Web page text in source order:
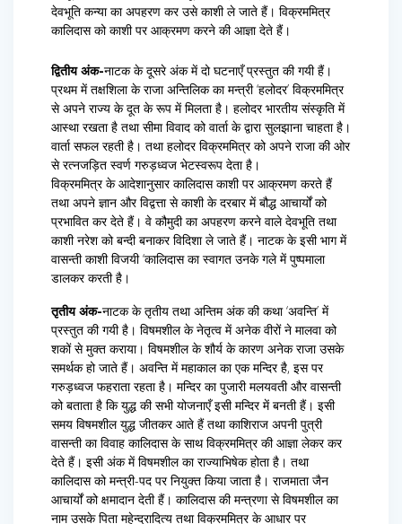
देवभूति कन्या का अपहरण कर उसे काशी ले जाते हैं। विक्रममित्र
कालिदास को काशी पर आक्रमण करने की आज्ञा देते हैं।
द्वितीय अंक-नाटक के दूसरे अंक में दो घटनाएँ प्रस्तुत की गयी हैं।
प्रथम में तक्षशिला के राजा अन्तिलिक का मन्त्री ‘हलोदर’ विक्रममित्र
से अपने राज्य के दूत के रूप में मिलता है। हलोदर भारतीय संस्कृति में
आस्था रखता है तथा सीमा विवाद को वार्ता के द्वारा सुलझाना चाहता है।
वार्ता सफल रहती है। तथा हलोदर विक्रममित्र को अपने राजा की ओर
से रत्नजड़ित स्वर्ण गरुड़ध्वज भेटस्वरूप देता है।
विक्रममित्र के आदेशानुसार कालिदास काशी पर आक्रमण करते हैं
तथा अपने ज्ञान और विद्वत्ता से काशी के दरबार में बौद्ध आचार्यों को
प्रभावित कर देते हैं। वे कौमुदी का अपहरण करने वाले देवभूति तथा
काशी नरेश को बन्दी बनाकर विदिशा ले जाते हैं। नाटक के इसी भाग में
वासन्ती काशी विजयी ‘कालिदास का स्वागत उनके गले में पुष्पमाला
डालकर करती है।
तृतीय अंक-नाटक के तृतीय तथा अन्तिम अंक की कथा ‘अवन्ति’ में
प्रस्तुत की गयी है। विषमशील के नेतृत्व में अनेक वीरों ने मालवा को
शकों से मुक्त कराया। विषमशील के शौर्य के कारण अनेक राजा उसके
समर्थक हो जाते हैं। अवन्ति में महाकाल का एक मन्दिर है, इस पर
गरुड़ध्वज फहराता रहता है। मन्दिर का पुजारी मलयवती और वासन्ती
को बताता है कि युद्ध की सभी योजनाएँ इसी मन्दिर में बनती हैं। इसी
समय विषमशील युद्ध जीतकर आते हैं तथा काशिराज अपनी पुत्री
वासन्ती का विवाह कालिदास के साथ विक्रममित्र की आज्ञा लेकर कर
देते हैं। इसी अंक में विषमशील का राज्याभिषेक होता है। तथा
कालिदास को मन्त्री-पद पर नियुक्त किया जाता है। राजमाता जैन
आचार्यों को क्षमादान देती हैं। कालिदास की मन्त्रणा से विषमशील का
नाम उसके पिता महेन्द्रादित्य तथा विक्रममित्र के आधार पर